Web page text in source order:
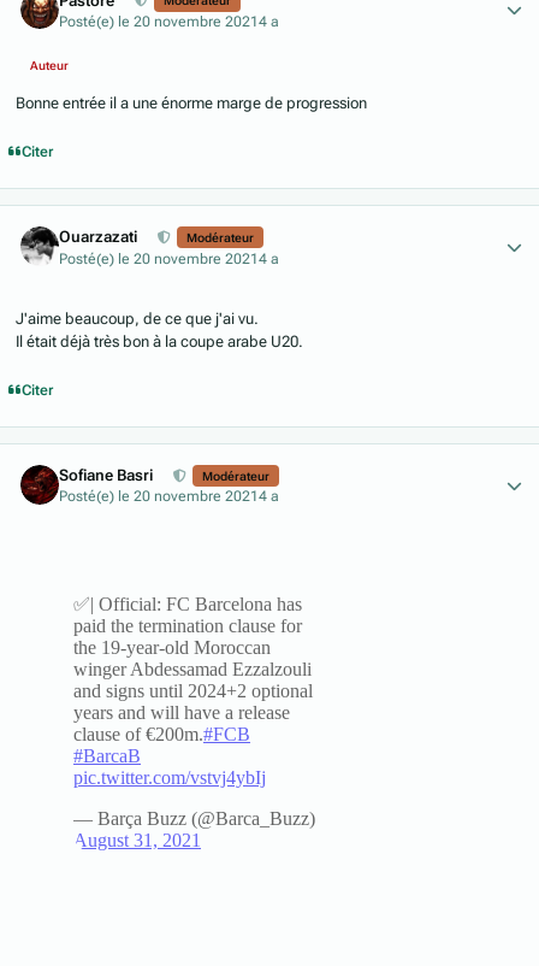
Posté(e) le 20 novembre 20214 a
Auteur
Bonne entrée il a une énorme marge de progression
Citer
Ouarzazati Modérateur
Posté(e) le 20 novembre 20214 a
J'aime beaucoup, de ce que j'ai vu.
Il était déjà très bon à la coupe arabe U20.
Citer
Sofiane Basri Modérateur
Posté(e) le 20 novembre 20214 a